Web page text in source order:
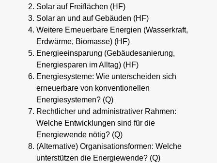
Solar auf Freiflächen (HF)
Solar an und auf Gebäuden (HF)
Weitere Erneuerbare Energien (Wasserkraft,
Erdwärme, Biomasse) (HF)
Energieeinsparung (Gebäudesanierung,
Energiesparen im Alltag) (HF)
Energiesysteme: Wie unterscheiden sich
erneuerbare von konventionellen
Energiesystemen? (Q)
Rechtlicher und administrativer Rahmen:
Welche Entwicklungen sind für die
Energiewende nötig? (Q)
(Alternative) Organisationsformen: Welche
unterstützen die Energiewende? (Q)